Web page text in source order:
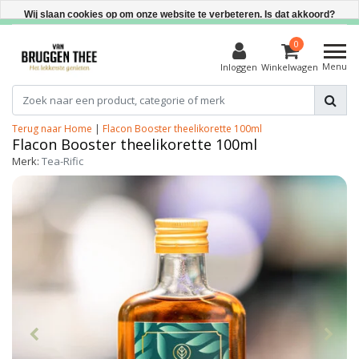
Direct uit voorraad leverbaar
Inloggen
0
Winkelwagen Menu
Terug naar Home | Flacon Booster theelikorette 100ml
Flacon Booster theelikorette 100ml
Merk: Tea-Rific
Wij slaan cookies op om onze website te verbeteren. Is dat akkoord?
Meer over cookies »